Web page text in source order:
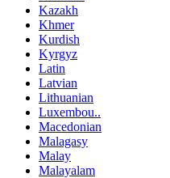
Kazakh
Khmer
Kurdish
Kyrgyz
Latin
Latvian
Lithuanian
Luxembou..
Macedonian
Malagasy
Malay
Malayalam